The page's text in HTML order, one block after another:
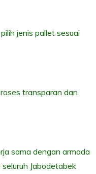
jenis pallet sesuai
transparan dan
sama dengan armada
Jabodetabek